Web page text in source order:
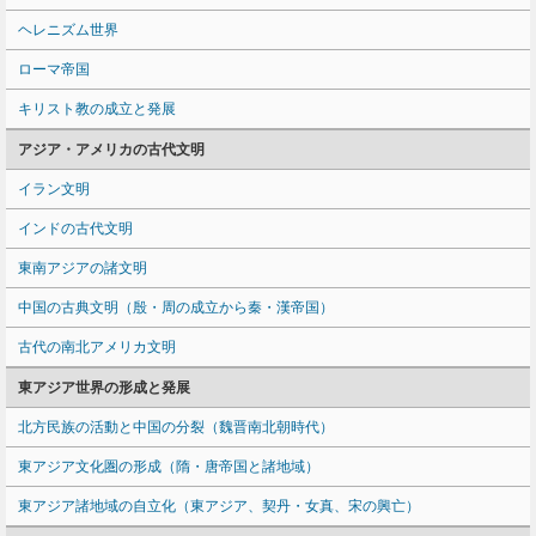
ヘレニズム世界
ローマ帝国
キリスト教の成立と発展
アジア・アメリカの古代文明
イラン文明
インドの古代文明
東南アジアの諸文明
中国の古典文明（殷・周の成立から秦・漢帝国）
古代の南北アメリカ文明
東アジア世界の形成と発展
北方民族の活動と中国の分裂（魏晋南北朝時代）
東アジア文化圏の形成（隋・唐帝国と諸地域）
東アジア諸地域の自立化（東アジア、契丹・女真、宋の興亡）